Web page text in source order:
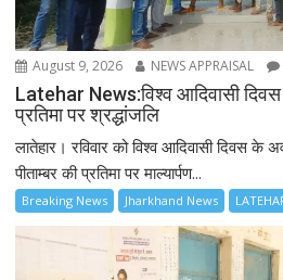
August 9, 2026 NEWS APPRAISAL
Latehar News:विश्व आदिवासी दिवस
प्रतिमा पर श्रद्धांजलि
लातेहार। रविवार को विश्व आदिवासी दिवस के
पीताम्बर की प्रतिमा पर माल्यार्पण...
Breaking News Jharkhand News